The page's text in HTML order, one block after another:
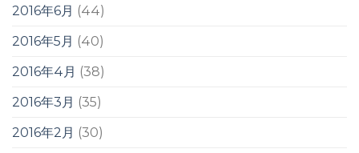
2016年6月 (44)
2016年5月 (40)
2016年4月 (38)
2016年3月 (35)
2016年2月 (30)